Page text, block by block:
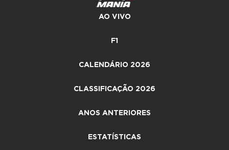
AO VIVO
F1
CALENDÁRIO 2026
CLASSIFICAÇÃO 2026
ANOS ANTERIORES
ESTATÍSTICAS